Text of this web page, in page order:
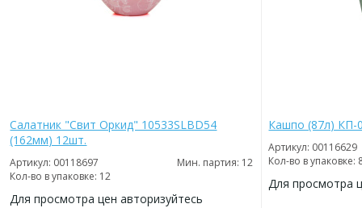
Салатник "Свит Оркид" 10533SLBD54
(162мм) 12шт.
Артикул: 00118697
Мин. партия: 12
Кол-во в упаковке: 12
Для просмотра цен авторизуйтесь
Кашпо (87л) КП-
Артикул: 00116629
Кол-во в упаковке:
Для просмотра